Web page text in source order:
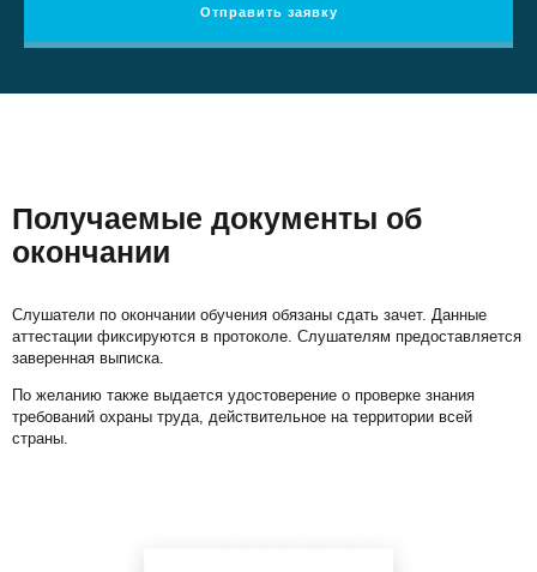
Отправить заявку
Получаемые документы об
окончании
Слушатели по окончании обучения обязаны сдать зачет. Данные
аттестации фиксируются в протоколе. Слушателям предоставляется
заверенная выписка.
По желанию также выдается удостоверение о проверке знания
требований охраны труда, действительное на территории всей
страны.